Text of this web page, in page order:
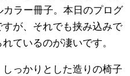
ラー冊子。本日のプログ
が、それでも挟み込みで
ているのが凄いです。
っかりとした造りの椅子